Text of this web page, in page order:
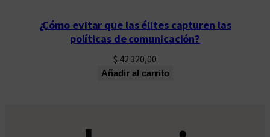
¿Cómo evitar que las élites capturen las
políticas de comunicación?
$ 42.320,00
Añadir al carrito